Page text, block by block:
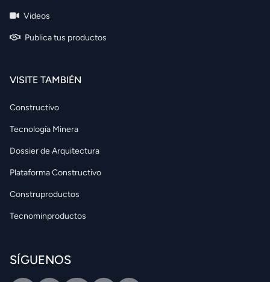
Videos
Publica tus productos
VISITE TAMBIÉN
Constructivo
Tecnología Minera
Dossier de Arquitectura
Plataforma Constructivo
Construproductos
Tecnominproductos
SÍGUENOS